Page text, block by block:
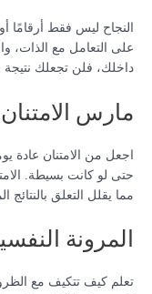
النجاح ليس فقط أرقامًا
على التعامل مع الذات،
داخلك، فلن تجعلك
مارس الامتنان
حتى لو كانت بسيطة.
مما يقلل التعلق بالنتائج
المرونة
تعلم كيف تتكيف مع